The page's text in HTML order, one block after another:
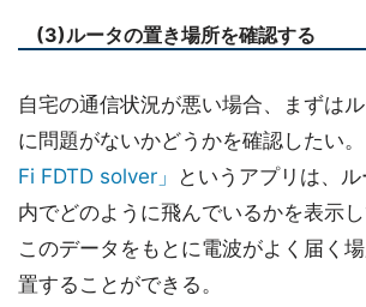
(3)ルータの置き場所を確認する
自宅の通信状況が悪い場合、まずは
に問題がないかどうかを確認したい。
Fi FDTD solver」
というアプリは、
内でどのように飛んでいるかを表示し
このデータをもとに電波がよく届く
置することができる。